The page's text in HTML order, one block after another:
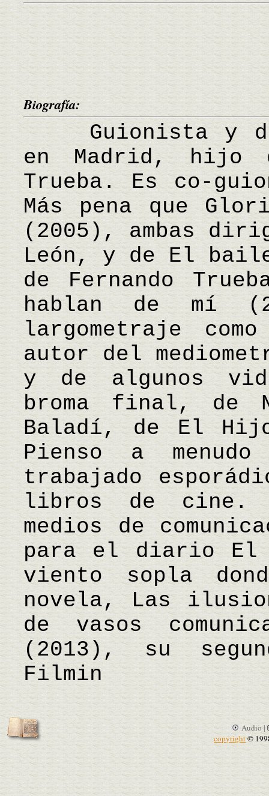
Biografía:
Guionista y
en Madrid, hijo
Trueba. Es co-
Más pena que
(2005), ambas
León, y de El
de Fernando
hablan de mí
largometraje
autor del
y de algunos
broma final, de
Baladí, de El
Pienso a
trabajado
libros de cine.
medios de
para el diario El
viento sopla
novela, Las
de vasos
(2013), su
Filmin
Audio |
copyright©